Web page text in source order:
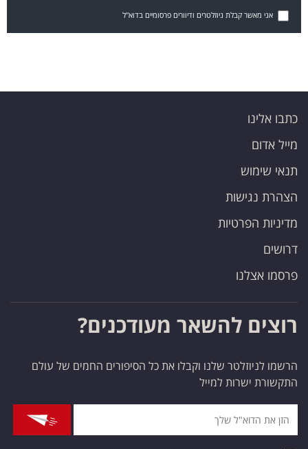
אני מאשר קבלת ניוזלטרים ודיוורים פרסומיים בדוא"ל
כתבו אלינו
מייל אדום
תנאי שימוש
הצהרת נגישות
מדיניות הפרטיות
דרושים
פרסמו אצלנו
רוצים להשאר מעודכנים?
הרשמו לניוזלטר שלנו וקבלו את כל הסיפורים החמים של עולם
התקשורת ישרות למייל